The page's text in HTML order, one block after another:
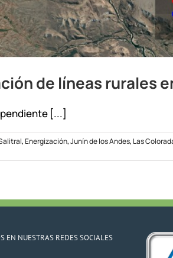
de líneas rurales
[...]
,Energización,Junín de los Andes, Las
EN NUESTRAS REDES SOCIALES